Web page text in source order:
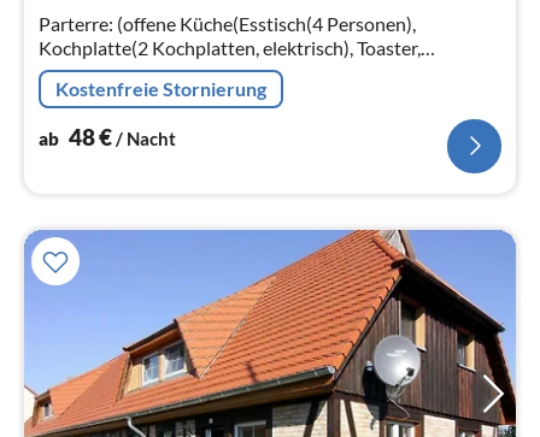
Parterre: (offene Küche(Esstisch(4 Personen),
Kochplatte(2 Kochplatten, elektrisch), Toaster,
Dunstabzugshaube, Kaffeemaschine, Backofen,
Mikrowelle, Spülmaschine, Kühlschrank(+ Ge...
Kostenfreie Stornierung
ab 48€ / Nacht